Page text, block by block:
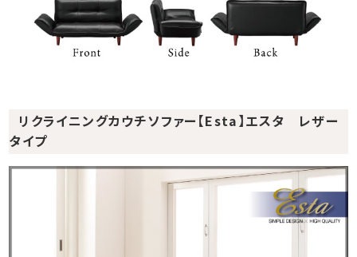
リクライニングカウチソファー【Esta】エスタ レザー
タイプ